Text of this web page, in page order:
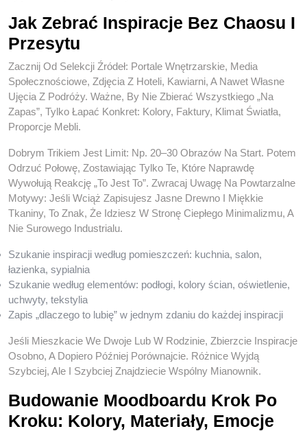
Jak Zebrać Inspiracje Bez Chaosu I
Przesytu
Zacznij Od Selekcji Źródeł: Portale Wnętrzarskie, Media
Społecznościowe, Zdjęcia Z Hoteli, Kawiarni, A Nawet Własne
Ujęcia Z Podróży. Ważne, By Nie Zbierać Wszystkiego „na
Zapas”, Tylko Łapać Konkret: Kolory, Faktury, Klimat Światła,
Proporcje Mebli.
Dobrym Trikiem Jest Limit: Np. 20–30 Obrazów Na Start. Potem
Odrzuć Połowę, Zostawiając Tylko Te, Które Naprawdę
Wywołują Reakcję „to Jest To”. Zwracaj Uwagę Na Powtarzalne
Motywy: Jeśli Wciąż Zapisujesz Jasne Drewno I Miękkie
Tkaniny, To Znak, Że Idziesz W Stronę Ciepłego Minimalizmu, A
Nie Surowego Industrialu.
Szukanie inspiracji według pomieszczeń: kuchnia, salon,
łazienka, sypialnia
Szukanie według elementów: podłogi, kolory ścian, oświetlenie,
uchwyty, tekstylia
Zapis „dlaczego to lubię” w jednym zdaniu do każdej inspiracji
Jeśli Mieszkacie We Dwoje Lub W Rodzinie, Zbierzcie Inspiracje
Osobno, A Dopiero Później Porównajcie. Różnice Wyjdą
Szybciej, Ale I Szybciej Znajdziecie Wspólny Mianownik.
Budowanie Moodboardu Krok Po
Kroku: Kolory, Materiały, Emocje